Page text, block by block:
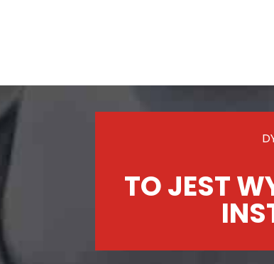
TO JEST